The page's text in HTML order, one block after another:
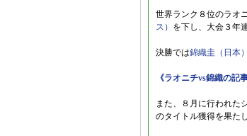
世界ランク８位のラオ
ス） を下し、大会３年
決勝では錦織圭（日本）
《ラオニチvs錦織の記
また、８月に行われた
のタイトル獲得を果たし